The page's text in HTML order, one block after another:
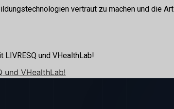
vertraut zu machen und die
und VHealthLab!
und VHealthLab!